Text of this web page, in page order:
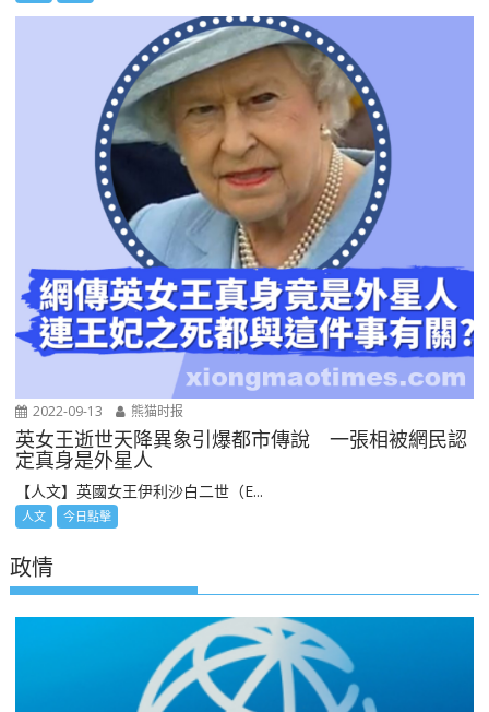
2022-09-13 熊猫时报
英女王逝世天降異象引爆都市傳說 一張相被網民認
定真身是外星人
【人文】英國女王伊利沙白二世（E...
人文 今日點擊
政情